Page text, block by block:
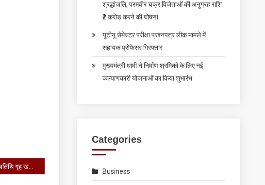
श्रद्धांजलि, परमवीर चक्र विजेताओं की अनुग्रह राशि
₹2 करोड़ करने की घोषणा
यूटीयू सेमेस्टर परीक्षा प्रश्नपत्र लीक मामले में
सहायक प्रोफेसर गिरफ्तार
मुख्यमंत्री धामी ने निर्माण श्रमिकों के लिए नई
कल्याणकारी योजनाओं का किया शुभारंभ
Categories
Business